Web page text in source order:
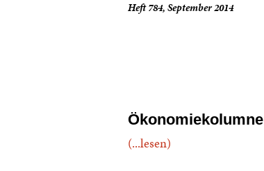
Heft 784, September 2014
Ökonomiekolumne
(...lesen)